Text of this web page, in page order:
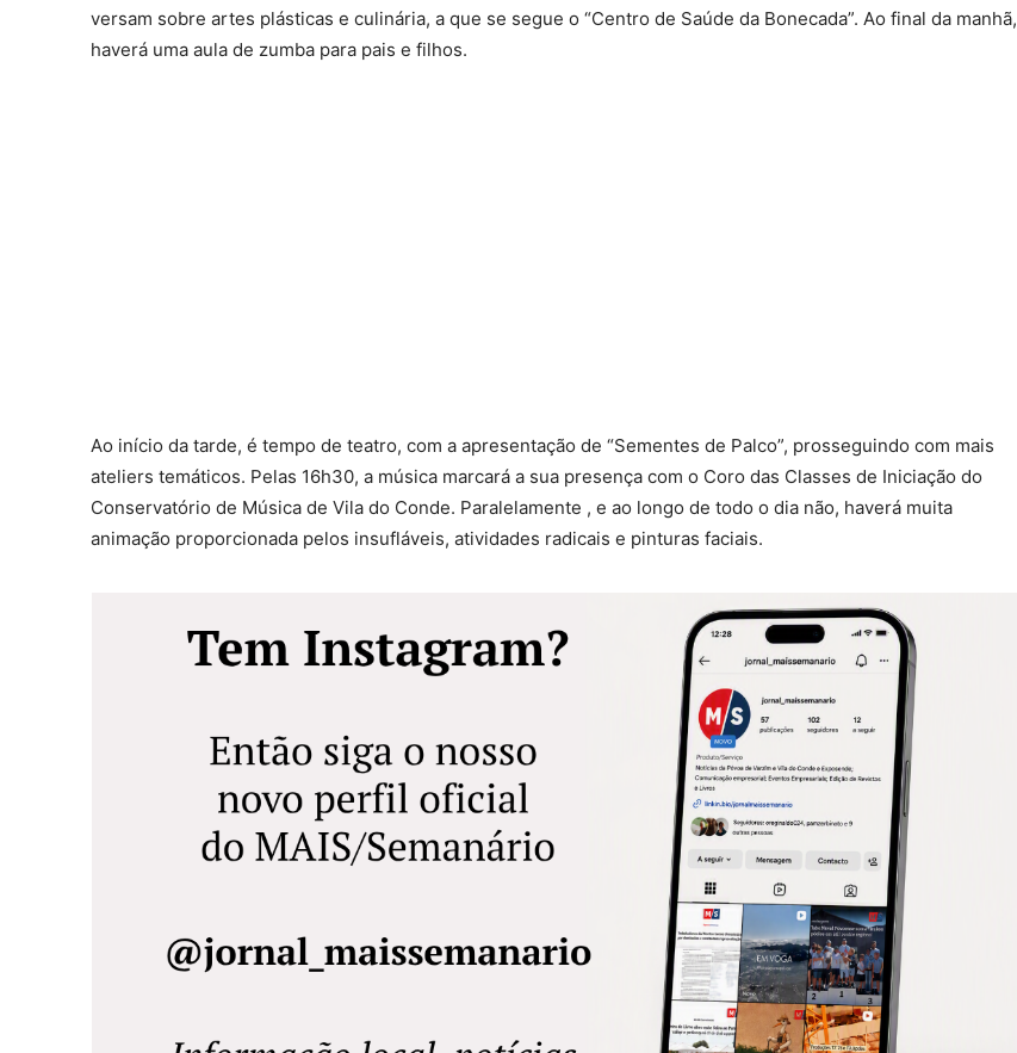
versam sobre artes plásticas e culinária, a que se segue o “Centro de Saúde da Bonecada”. Ao final da manhã,
haverá uma aula de zumba para pais e filhos.
Ao início da tarde, é tempo de teatro, com a apresentação de “Sementes de Palco”, prosseguindo com mais
ateliers temáticos. Pelas 16h30, a música marcará a sua presença com o Coro das Classes de Iniciação do
Conservatório de Música de Vila do Conde. Paralelamente , e ao longo de todo o dia não, haverá muita
animação proporcionada pelos insufláveis, atividades radicais e pinturas faciais.